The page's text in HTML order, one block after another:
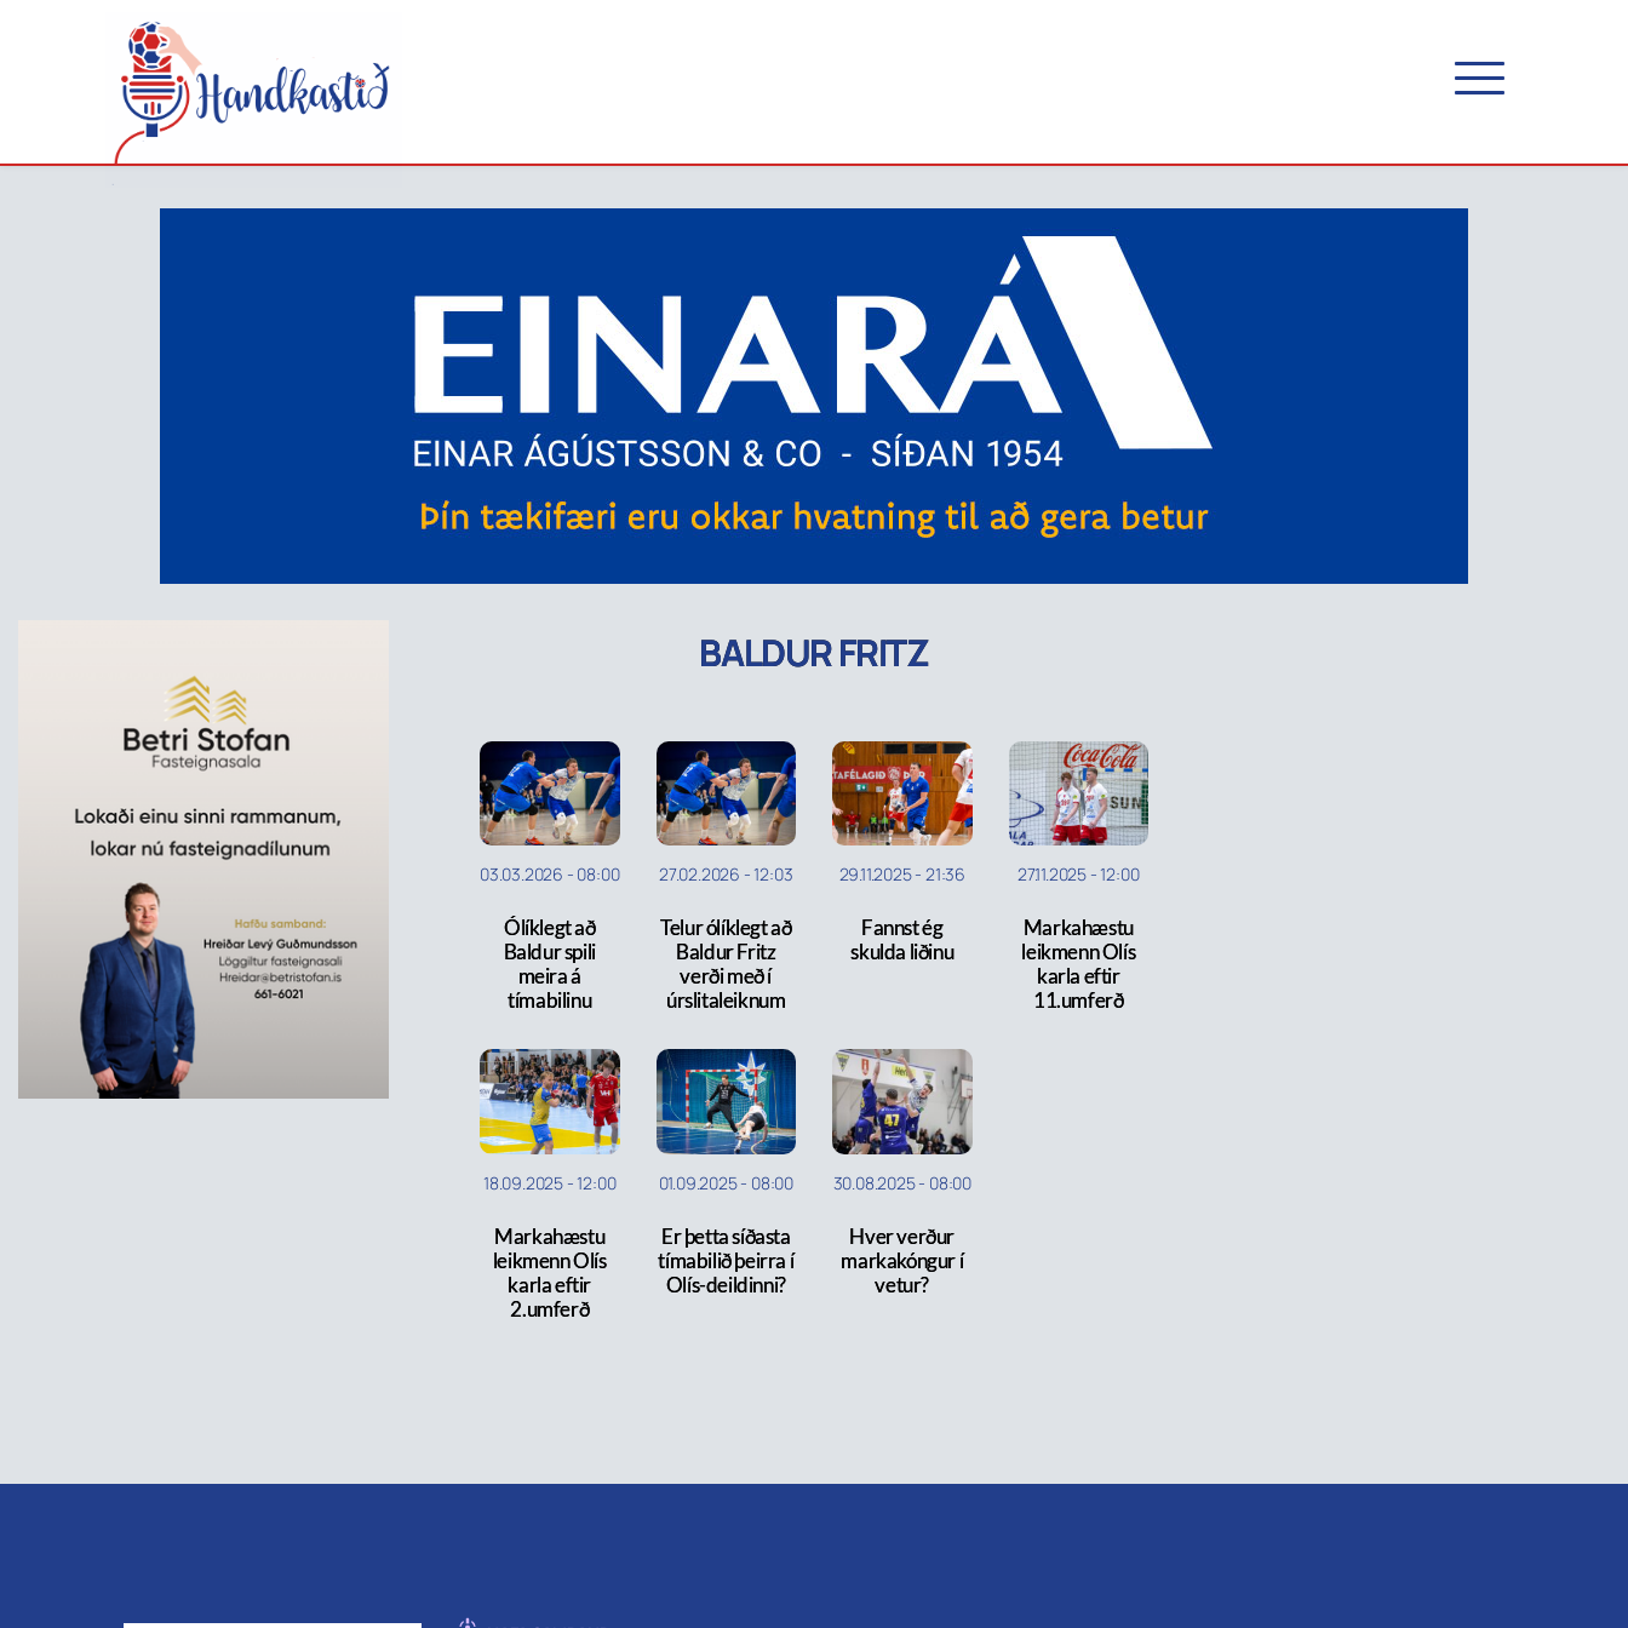
BALDUR FRITZ
03.03.2026 - 08:00
Ólíklegt að
Baldur spili
meira á
tímabilinu
27.02.2026 -12:03
Telur ólíklegt að
Baldur Fritz
verði með í
úrslitaleiknum
29.11.2025- 21:36
Fannst ég
skulda liðinu
27.11.2025 -12:00
Markahæstu
leikmenn Olís
karla eftir
11.umferð
18.09.2025 -12:00
Markahæstu
leikmenn Olís
karla eftir
2.umferð
01.09.2025- 08:00
Er þetta síðasta
tímabilið þeirra í
Olís-deildinni?
30.08.2025- 08:00
Hver verður
markakóngur í
vetur?